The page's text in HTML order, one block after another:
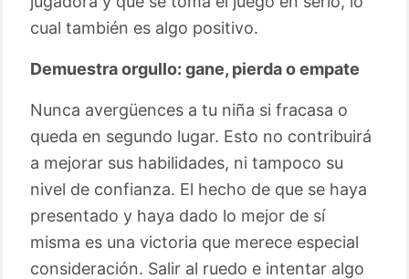
cual también es algo positivo.
Demuestra orgullo: gane, pierda o empate
Nunca avergüences a tu niña si fracasa o
queda en segundo lugar. Esto no contribuirá
a mejorar sus habilidades, ni tampoco su
nivel de confianza. El hecho de que se haya
presentado y haya dado lo mejor de sí
misma es una victoria que merece especial
consideración. Salir al ruedo e intentar algo